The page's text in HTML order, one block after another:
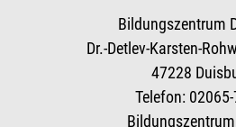
Bildungszentrum
Dr.-Detlev-Karsten-
47228
Telefon: